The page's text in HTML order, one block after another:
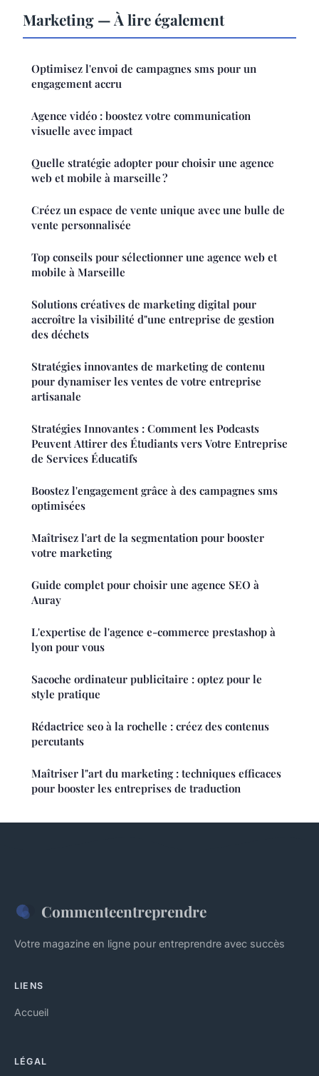
Marketing — À lire également
Optimisez l'envoi de campagnes sms pour un
engagement accru
Agence vidéo : boostez votre communication
visuelle avec impact
Quelle stratégie adopter pour choisir une agence
web et mobile à marseille ?
Créez un espace de vente unique avec une bulle de
vente personnalisée
Top conseils pour sélectionner une agence web et
mobile à Marseille
Solutions créatives de marketing digital pour
accroître la visibilité d"une entreprise de gestion
des déchets
Stratégies innovantes de marketing de contenu
pour dynamiser les ventes de votre entreprise
artisanale
Stratégies Innovantes : Comment les Podcasts
Peuvent Attirer des Étudiants vers Votre Entreprise
de Services Éducatifs
Boostez l'engagement grâce à des campagnes sms
optimisées
Maîtrisez l'art de la segmentation pour booster
votre marketing
Guide complet pour choisir une agence SEO à
Auray
L'expertise de l'agence e-commerce prestashop à
lyon pour vous
Sacoche ordinateur publicitaire : optez pour le
style pratique
Rédactrice seo à la rochelle : créez des contenus
percutants
Maîtriser l"art du marketing : techniques efficaces
pour booster les entreprises de traduction
Commenteentreprendre
Votre magazine en ligne pour entreprendre avec succès
LIENS
Accueil
LÉGAL